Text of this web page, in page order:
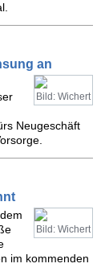
an
Bild: Wichert
Neugeschäft
Bild: Wichert
im kommenden